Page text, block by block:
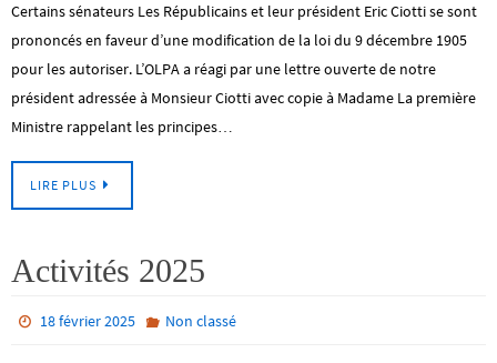
Certains sénateurs Les Républicains et leur président Eric Ciotti se sont
prononcés en faveur d’une modification de la loi du 9 décembre 1905
pour les autoriser. L’OLPA a réagi par une lettre ouverte de notre
président adressée à Monsieur Ciotti avec copie à Madame La première
Ministre rappelant les principes…
LIRE PLUS
Activités 2025
18 février 2025 Non classé